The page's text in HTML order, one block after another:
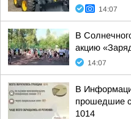
14:07
В
акцию
14:07
В
прошедшие
1014